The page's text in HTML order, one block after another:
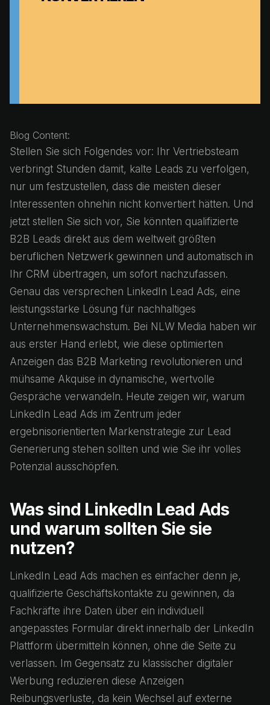
Blog Content:
Stellen Sie sich Folgendes vor: Ihr Vertriebsteam
verbringt Stunden damit, kalte Leads zu verfolgen,
nur um festzustellen, dass die meisten dieser
Interessenten ohnehin nicht konvertiert hätten. Und
jetzt stellen Sie sich vor, Sie könnten qualifizierte
B2B Leads direkt aus dem weltweit größten
beruflichen Netzwerk gewinnen und automatisch in
Ihr CRM übertragen, um sofort nachzufassen.
Genau das versprechen LinkedIn Lead Ads, eine
leistungsstarke Lösung für nachhaltiges
Unternehmenswachstum. Bei NLW Media haben wir
aus erster Hand erlebt, wie diese optimierten
Anzeigen das B2B Marketing revolutionieren und
mühsame Akquise in dynamische, wertvolle
Gespräche verwandeln. Heute zeigen wir, warum
LinkedIn Lead Ads im Zentrum jeder
ergebnisorientierten Markenstrategie zur Lead
Generierung stehen sollten und wie Sie ihr volles
Potenzial ausschöpfen.
Was sind LinkedIn Lead Ads
und warum sollten Sie sie
nutzen?
LinkedIn Lead Ads machen es einfacher denn je,
qualifizierte Geschäftskontakte zu gewinnen, da
Fachkräfte ihre Daten über ein individuell
angepasstes Formular direkt innerhalb der LinkedIn
Plattform übermitteln können, ohne die Seite zu
verlassen. Im Gegensatz zu klassischer digitaler
Werbung reduzieren diese Anzeigen
Reibungsverluste, da kein Wechsel auf externe